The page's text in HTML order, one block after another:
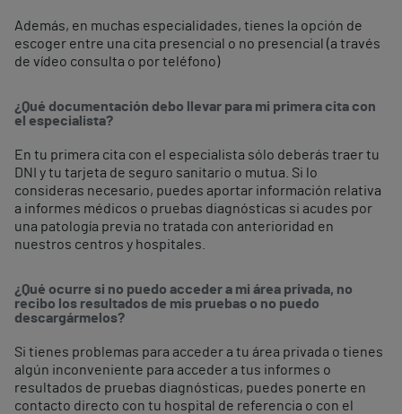
Además, en muchas especialidades, tienes la opción de
escoger entre una cita presencial o no presencial (a través
de vídeo consulta o por teléfono)
¿Qué documentación debo llevar para mi primera cita con
el especialista?
En tu primera cita con el especialista sólo deberás traer tu
DNI y tu tarjeta de seguro sanitario o mutua. Si lo
consideras necesario, puedes aportar información relativa
a informes médicos o pruebas diagnósticas si acudes por
una patología previa no tratada con anterioridad en
nuestros centros y hospitales.
¿Qué ocurre si no puedo acceder a mi área privada, no
recibo los resultados de mis pruebas o no puedo
descargármelos?
Si tienes problemas para acceder a tu área privada o tienes
algún inconveniente para acceder a tus informes o
resultados de pruebas diagnósticas, puedes ponerte en
contacto directo con tu hospital de referencia o con el